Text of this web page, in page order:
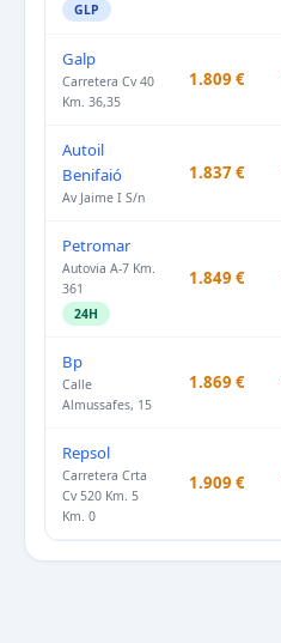
GLP
Galp
Carretera Cv 40
Km. 36,35
1.809 €
Autoil
Benifaió
Av Jaime I S/n
1.837 €
Petromar
Autovia A-7 Km.
361
24H
1.849 €
Bp
Calle
Almussafes, 15
1.869 €
Repsol
Carretera Crta
Cv 520 Km. 5
Km. 0
1.909 €